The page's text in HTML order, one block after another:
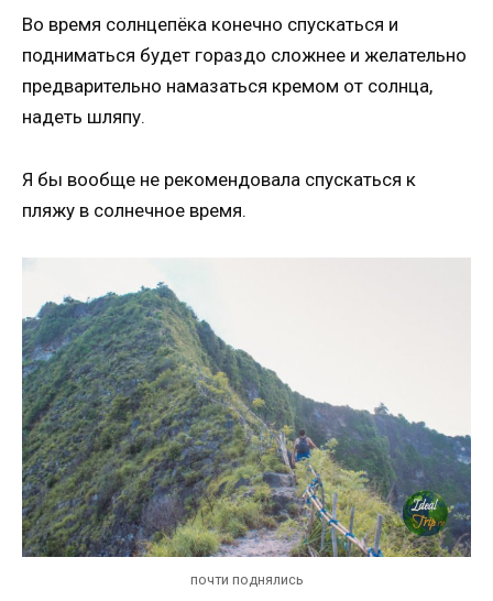
Во время солнцепёка конечно спускаться и
подниматься будет гораздо сложнее и желательно
предварительно намазаться кремом от солнца,
надеть шляпу.
Я бы вообще не рекомендовала спускаться к
пляжу в солнечное время.
почти поднялись